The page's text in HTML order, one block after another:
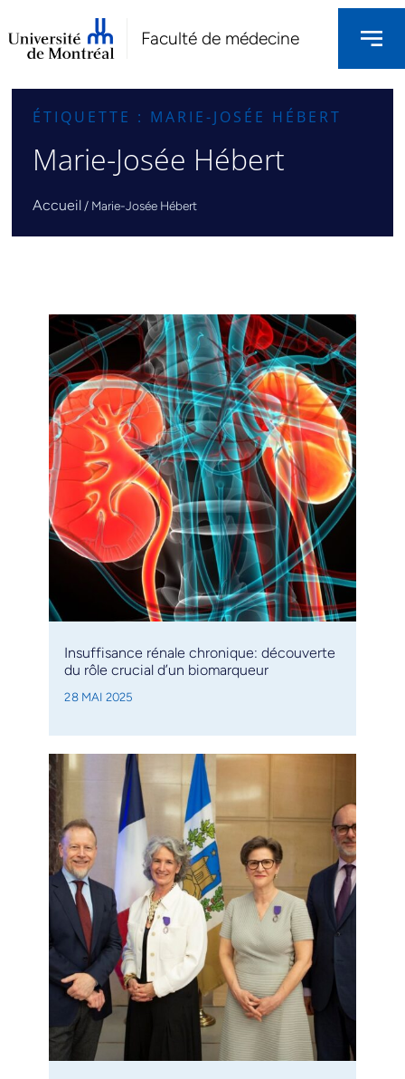
Faculté de médecine
ÉTIQUETTE : MARIE-JOSÉE HÉBERT
Marie-Josée Hébert
Accueil / Marie-Josée Hébert
Insuffisance rénale chronique: découverte
du rôle crucial d’un biomarqueur
28 MAI 2025